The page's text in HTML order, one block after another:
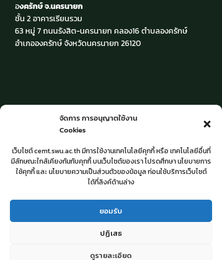
จัดการ การอนุญาตใช้งาน
Cookies
เว็บไซต์ cemt.swu.ac.th มีการใช้งานเทคโนโลยีคุกกี้ หรือ เทคโนโลยีอื่นที่
มีลักษณะใกล้เคียงกันกับคุกกี้ บนเว็บไซต์ของเรา โปรดศึกษา นโยบายการ
ใช้คุกกี้ และ นโยบายความเป็นส่วนตัวของข้อมูล ก่อนใช้บริการเว็บไซต์
ได้ที่ลิงค์ด้านล่าง
ยอมรับ
ปฏิเสธ
ดูรายละเอียด
องครักษ์ จ.นครนายก
ชั้น 2 อาคารเรียนรวม
63 หมู่ 7 ถนนรังสิต-นครนายก คลอง16 ตำบลองครักษ์
อำเภอองครักษ์ จังหวัดนครนายก 26120
วัน-เวลาให้บริการ
จันทร์ – ศุกร์ เวลา 8.30 – 16.30 น.
ปิดวันหยุดราชการ
และวันหยุดนักขัตฤกษ์
ศรีนครินทรวิโรฒ